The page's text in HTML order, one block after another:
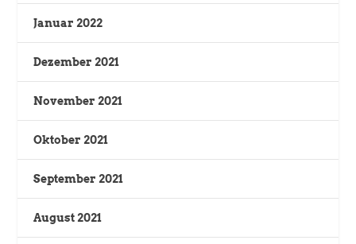
Januar 2022
Dezember 2021
November 2021
Oktober 2021
September 2021
August 2021